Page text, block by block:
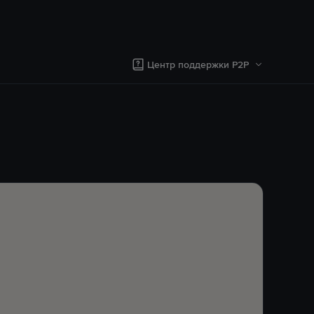
Центр поддержки P2P